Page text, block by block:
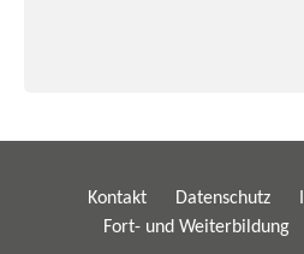
Kontakt Datenschutz
Fort- und Weiterbildung